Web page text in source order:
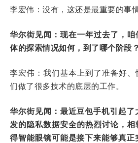
李宏伟：没有，这还是最重要的事情
华尔街见闻：现在一年过去了，
体的探索情况如何，到了哪个阶段？
李宏伟：我们基本上到了准备好
们做了很多技术的底层的工作。
华尔街见闻：最近豆包手机引起了
发的隐私数据安全的热烈讨论，
得智能眼镜可能是接下来能够真